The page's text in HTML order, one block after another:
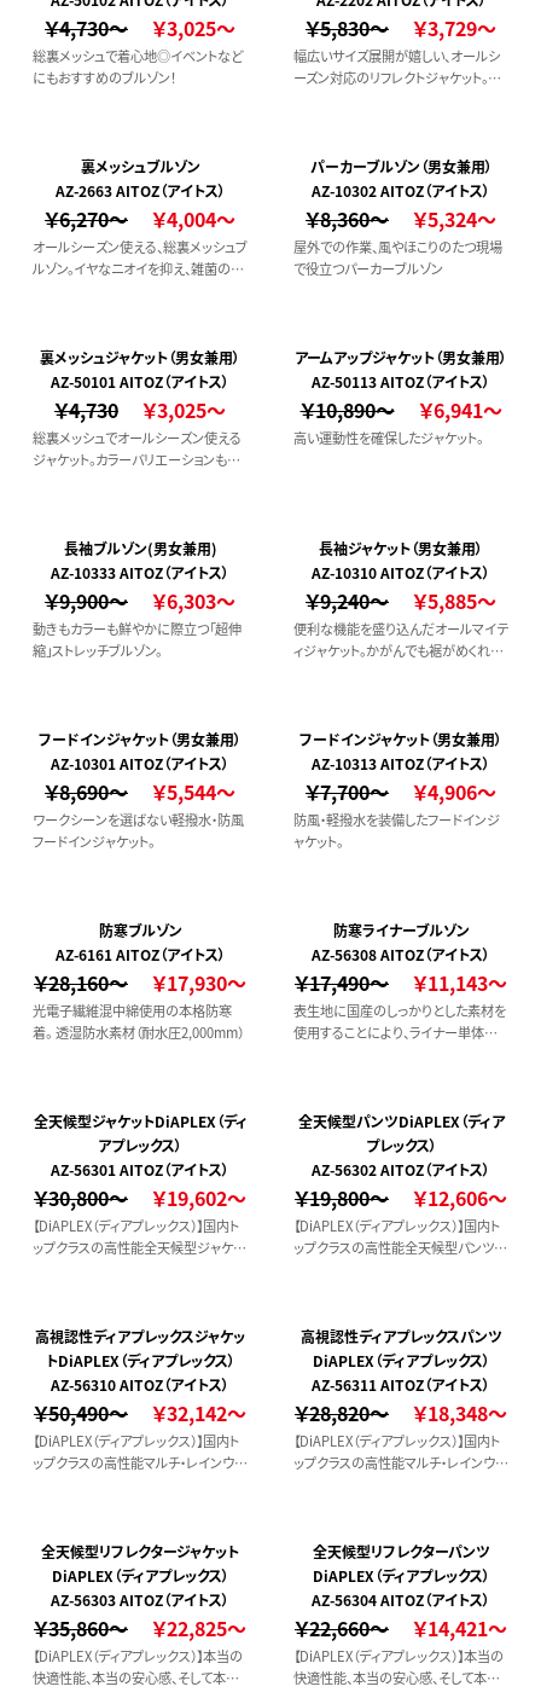
￥4,730～ ￥3,025～
総裏メッシュで着心地◎イベントなど
にもおすすめのブルゾン！
￥5,830～ ￥3,729～
幅広いサイズ展開が嬉しい、オールシ
ーズン対応のリフレクトジャケット。反
裏メッシュブルゾン
AZ-2663 AITOZ（アイトス）
￥6,270～ ￥4,004～
オールシーズン使える、総裏メッシュブ
ルゾン。イヤなニオイを抑え、雑菌の繁
パーカーブルゾン（男女兼用）
AZ-10302 AITOZ（アイトス）
￥8,360～ ￥5,324～
屋外での作業、風やほこりのたつ現場
で役立つパーカーブルゾン
裏メッシュジャケット（男女兼用）
AZ-50101 AITOZ（アイトス）
￥4,730 ￥3,025～
総裏メッシュでオールシーズン使える
ジャケット。カラーバリエーションも豊
アームアップジャケット（男女兼用）
AZ-50113 AITOZ（アイトス）
￥10,890～ ￥6,941～
高い運動性を確保したジャケット。
長袖ブルゾン(男女兼用)
AZ-10333 AITOZ（アイトス）
￥9,900～ ￥6,303～
動きもカラーも鮮やかに際立つ「超伸
縮」ストレッチブルゾン。
長袖ジャケット（男女兼用）
AZ-10310 AITOZ（アイトス）
￥9,240～ ￥5,885～
便利な機能を盛り込んだオールマイテ
ィジャケット。かがんでも裾がめくれ上
フードインジャケット（男女兼用）
AZ-10301 AITOZ（アイトス）
￥8,690～ ￥5,544～
ワークシーンを選ばない軽撥水・防風
フードインジャケット。
フードインジャケット（男女兼用）
AZ-10313 AITOZ（アイトス）
￥7,700～ ￥4,906～
防風・軽撥水を装備したフードインジ
ャケット。
防寒ブルゾン
AZ-6161 AITOZ（アイトス）
￥28,160～ ￥17,930～
光電子繊維混中綿使用の本格防寒
着。 透湿防水素材（耐水圧2,000mm）
防寒ライナーブルゾン
AZ-56308 AITOZ（アイトス）
￥17,490～ ￥11,143～
表生地に国産のしっかりとした素材を
使用することにより、ライナー単体でも
能です。
全天候型ジャケットDiAPLEX（ディ
アプレックス）
AZ-56301 AITOZ（アイトス）
￥30,800～ ￥19,602～
【DiAPLEX（ディアプレックス）】国内ト
ップクラスの高性能全天候型ジャケッ
なレベルで実現。
全天候型パンツDiAPLEX（ディア
プレックス）
AZ-56302 AITOZ（アイトス）
￥19,800～ ￥12,606～
【DiAPLEX（ディアプレックス）】国内ト
ップクラスの高性能全天候型パンツ。
ベルで実現。
高視認性ディアプレックスジャケッ
トDiAPLEX（ディアプレックス）
AZ-56310 AITOZ（アイトス）
￥50,490～ ￥32,142～
【DiAPLEX（ディアプレックス）】国内ト
ップクラスの高性能マルチ・レインウェ
なレベルで実現。
高視認性ディアプレックスパンツ
DiAPLEX（ディアプレックス）
AZ-56311 AITOZ（アイトス）
￥28,820～ ￥18,348～
【DiAPLEX（ディアプレックス）】国内ト
ップクラスの高性能マルチ・レインウェ
なレベルで実現。
全天候型リフレクタージャケット
DiAPLEX（ディアプレックス）
AZ-56303 AITOZ（アイトス）
￥35,860～ ￥22,825～
【DiAPLEX（ディアプレックス）】本当の
快適性能、本当の安心感、そして本物
全天候型リフレクターパンツ
DiAPLEX（ディアプレックス）
AZ-56304 AITOZ（アイトス）
￥22,660～ ￥14,421～
【DiAPLEX（ディアプレックス）】本当の
快適性能、本当の安心感、そして本物